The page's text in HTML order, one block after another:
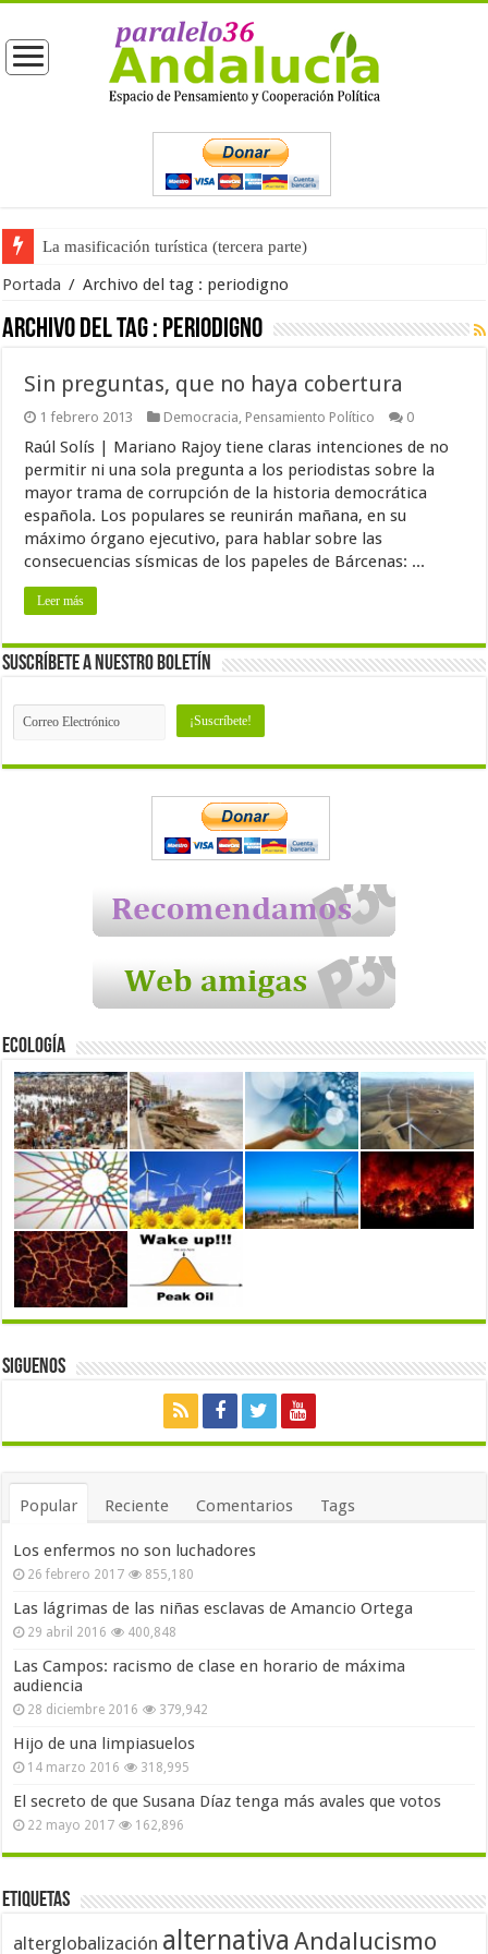
La masificación turística (tercera parte)
Portada / Archivo del tag : periodigno
Archivo del tag : periodigno
Sin preguntas, que no haya cobertura
1 febrero 2013 Democracia, Pensamiento Político 0
Raúl Solís | Mariano Rajoy tiene claras intenciones de no
permitir ni una sola pregunta a los periodistas sobre la
mayor trama de corrupción de la historia democrática
española. Los populares se reunirán mañana, en su
máximo órgano ejecutivo, para hablar sobre las
consecuencias sísmicas de los papeles de Bárcenas: ...
Leer más
Suscríbete a nuestro Boletín
Ecología
Siguenos
Popular Reciente Comentarios Tags
Los enfermos no son luchadores
26 febrero 2017 855,180
Las lágrimas de las niñas esclavas de Amancio Ortega
29 abril 2016 400,848
Las Campos: racismo de clase en horario de máxima
audiencia
28 diciembre 2016 379,942
Hijo de una limpiasuelos
14 marzo 2016 318,995
El secreto de que Susana Díaz tenga más avales que votos
22 mayo 2017 162,896
Etiquetas
alterglobalización alternativa Andalucismo